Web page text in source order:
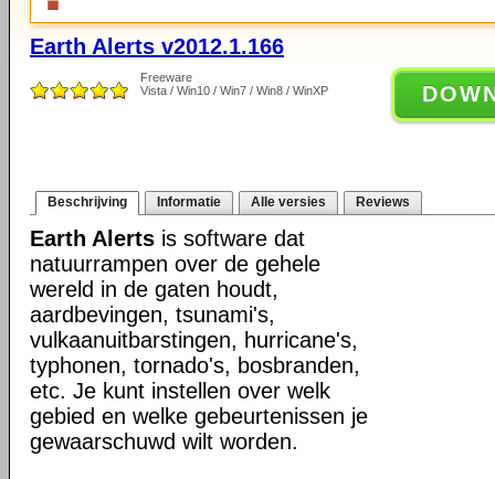
Earth Alerts v2012.1.166
Freeware
Vista / Win10 / Win7 / Win8 / WinXP
Beschrijving Informatie Alle versies Reviews
Earth Alerts is software dat
natuurrampen over de gehele
wereld in de gaten houdt,
aardbevingen, tsunami's,
vulkaanuitbarstingen, hurricane's,
typhonen, tornado's, bosbranden,
etc. Je kunt instellen over welk
gebied en welke gebeurtenissen je
gewaarschuwd wilt worden.